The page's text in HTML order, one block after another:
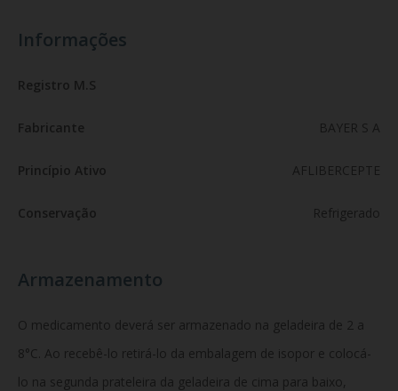
Informações
Registro M.S
Fabricante BAYER S A
Princípio Ativo AFLIBERCEPTE
Conservação Refrigerado
Armazenamento
O medicamento deverá ser armazenado na geladeira de 2 a
8°C. Ao recebê-lo retirá-lo da embalagem de isopor e colocá-
lo na segunda prateleira da geladeira de cima para baixo,